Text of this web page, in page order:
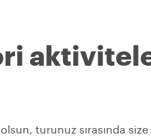
turunuz sırasında